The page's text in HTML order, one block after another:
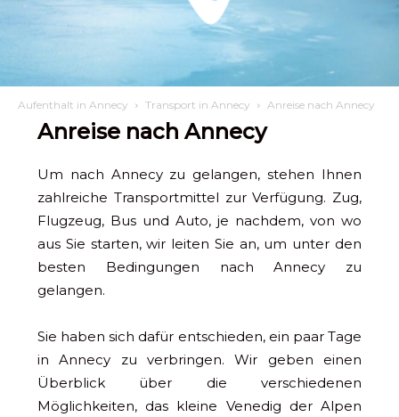
Aufenthalt in Annecy Transport in Annecy Anreise nach Annecy
Anreise nach Annecy
Um nach Annecy zu gelangen, stehen Ihnen
zahlreiche Transportmittel zur Verfügung. Zug,
Flugzeug, Bus und Auto, je nachdem, von wo
aus Sie starten, wir leiten Sie an, um unter den
besten Bedingungen nach Annecy zu
gelangen.
Sie haben sich dafür entschieden, ein paar Tage
in Annecy zu verbringen. Wir geben einen
Überblick über die verschiedenen
Möglichkeiten, das kleine Venedig der Alpen